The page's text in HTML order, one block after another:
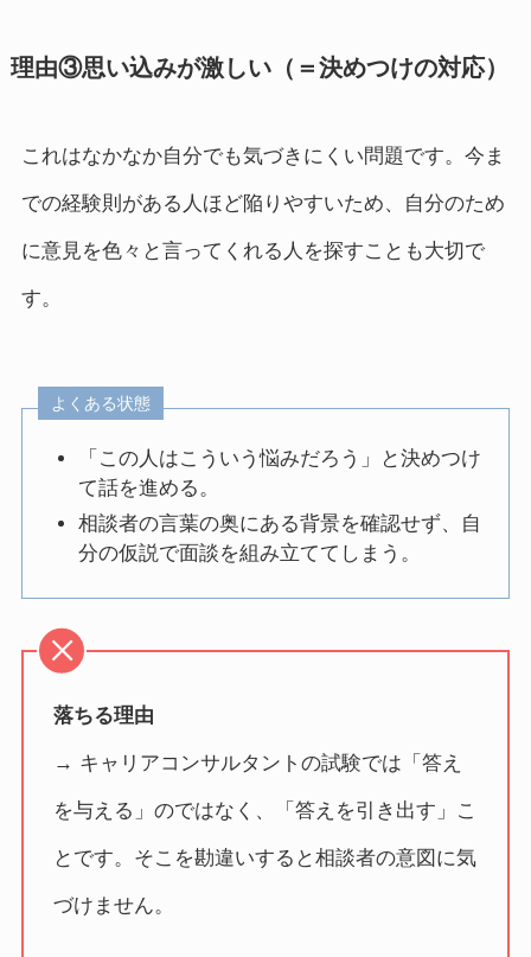
理由③思い込みが激しい（＝決めつけの対応）
これはなかなか自分でも気づきにくい問題です。今ま
での経験則がある人ほど陥りやすいため、自分のため
に意見を色々と言ってくれる人を探すことも大切で
す。
よくある状態
「この人はこういう悩みだろう」と決めつけ
て話を進める。
相談者の言葉の奥にある背景を確認せず、自
分の仮説で面談を組み立ててしまう。
落ちる理由
→ キャリアコンサルタントの試験では「答え
を与える」のではなく、「答えを引き出す」こ
とです。そこを勘違いすると相談者の意図に気
づけません。